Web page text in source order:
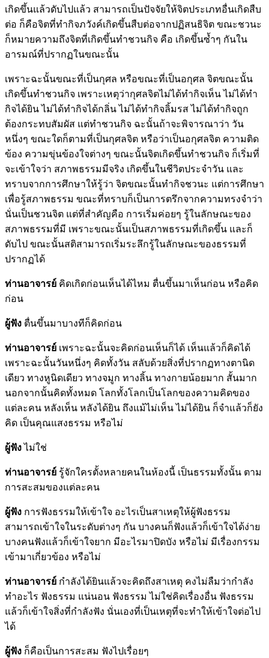
เกิดขึ้นแล้วดับไปแล้ว สามารถเป็นปัจจัยให้จิตประเภทอื่นเกิดสืบ
ต่อ ก็คือจิตที่ทำกิจภวังค์เกิดขึ้นสืบต่อจากปฏิสนธิจิต ขณะชวนะ
ก็หมายความถึงจิตที่เกิดขึ้นทำชวนกิจ คือ เกิดขึ้นซ้ำๆ กันใน
อารมณ์ที่ปรากฏในขณะนั้น
เพราะฉะนั้นขณะที่เป็นกุศล หรือขณะที่เป็นอกุศล จิตขณะนั้น
เกิดขึ้นทำชวนกิจ เพราะเหตุว่ากุศลจิตไม่ได้ทำกิจเห็น ไม่ได้ทำ
กิจได้ยิน ไม่ได้ทำกิจได้กลิ่น ไม่ได้ทำกิจลิ้มรส ไม่ได้ทำกิจถูก
ต้องกระทบสัมผัส แต่ทำชวนกิจ ฉะนั้นถ้าจะพิจารณาว่า วัน
หนึ่งๆ ขณะใดก็ตามที่เป็นกุศลจิต หรือว่าเป็นอกุศลจิต ความติด
ข้อง ความขุ่นข้องใจต่างๆ ขณะนั้นจิตเกิดขึ้นทำชวนกิจ ก็เริ่มที่
จะเข้าใจว่า สภาพธรรมมีจริง เกิดขึ้นในชีวิตประจำวัน และ
ทราบจากการศึกษาให้รู้ว่า จิตขณะนั้นทำกิจชวนะ แต่การศึกษา
เพื่อรู้สภาพธรรม ขณะที่ทราบก็เป็นการตรึกจากความทรงจำว่า
นั่นเป็นชวนจิต แต่ที่สำคัญคือ การเริ่มค่อยๆ รู้ในลักษณะของ
สภาพธรรมที่มี เพราะขณะนั้นเป็นสภาพธรรมที่เกิดขึ้น และก็
ดับไป ขณะนั้นสติสามารถเริ่มระลึกรู้ในลักษณะของธรรมที่
ปรากฏได้
ท่านอาจารย์ คิดเกิดก่อนเห็นได้ไหม ตื่นขึ้นมาเห็นก่อน หรือคิด
ก่อน
ผู้ฟัง ตื่นขึ้นมาบางทีก็คิดก่อน
ท่านอาจารย์ เพราะฉะนั้นจะคิดก่อนเห็นก็ได้ เห็นแล้วก็คิดได้
เพราะฉะนั้นวันหนึ่งๆ คิดทั้งวัน สลับด้วยสิ่งที่ปรากฏทางตานิด
เดียว ทางหูนิดเดียว ทางจมูก ทางลิ้น ทางกายน้อยมาก สั้นมาก
นอกจากนั้นคิดทั้งหมด โลกทั้งโลกเป็นโลกของความคิดของ
แต่ละคน หลังเห็น หลังได้ยิน ถึงแม้ไม่เห็น ไม่ได้ยิน ก็จำแล้วก็ยัง
คิด เป็นคุณแสงธรรม หรือไม่
ผู้ฟังไม่ใช่
ท่านอาจารย์ รู้จักใครตั้งหลายคนในห้องนี้ เป็นธรรมทั้งนั้น ตาม
การสะสมของแต่ละคน
ผู้ฟัง การฟังธรรมให้เข้าใจ อะไรเป็นสาเหตุให้ผู้ฟังธรรม
สามารถเข้าใจในระดับต่างๆ กัน บางคนก็ฟังแล้วก็เข้าใจได้ง่าย
บางคนฟังแล้วก็เข้าใจยาก มีอะไรมาปิดบัง หรือไม่ มีเรื่องกรรม
เข้ามาเกี่ยวข้อง หรือไม่
ท่านอาจารย์ กำลังได้ยินแล้วจะคิดถึงสาเหตุ คงไม่ลืมว่ากำลัง
ทำอะไร ฟังธรรม แน่นอน ฟังธรรม ไม่ใช่คิดเรื่องอื่น ฟังธรรม
แล้วก็เข้าใจสิ่งที่กำลังฟัง นั่นเองที่เป็นเหตุที่จะทำให้เข้าใจต่อไป
ได้
ผู้ฟัง ก็คือเป็นการสะสม ฟังไปเรื่อยๆ